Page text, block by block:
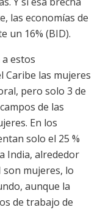
las economías de
un 16% (BID).
estos
Caribe las mujeres
pero solo 3 de
de las
En los
solo el 25 %
India, alrededor
son mujeres, lo
aunque la
de trabajo de